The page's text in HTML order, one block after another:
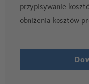
przypisywanie
obniżenia kosztów